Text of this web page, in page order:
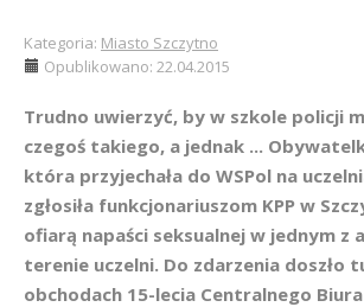
Kategoria: Miasto Szczytno
Opublikowano: 22.04.2015
Trudno uwierzyć, by w szkole policji
czegoś takiego, a jednak ...
która przyjechała do WSPol na
zgłosiła funkcjonariuszom KPP w
ofiarą napaści seksualnej w jednym z
terenie uczelni. Do zdarzenia doszło
obchodach 15-lecia Centralnego